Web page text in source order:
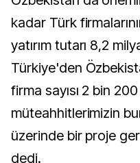
kadar Türk
yatırım tutarı 8,2
Türkiye'den
firma sayısı 2 bin
müteahhitlerimizin
üzerinde bir proje
dedi.